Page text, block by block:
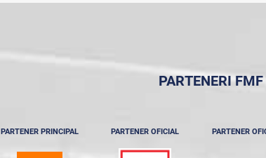
PARTENERI FMF
PARTENER PRINCIPAL PARTENER OFICIAL PARTENER